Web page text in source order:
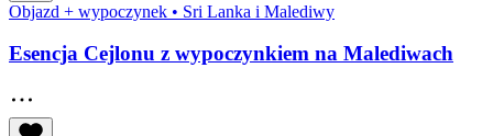
Objazd + wypoczynek • Sri Lanka i Malediwy
Esencja Cejlonu z wypoczynkiem na Malediwach